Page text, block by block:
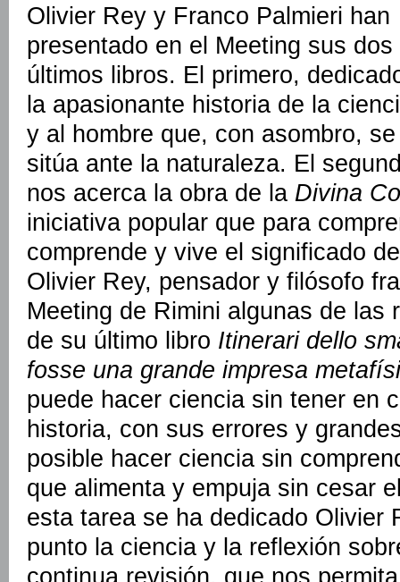
Olivier Rey y Franco Palmieri han
presentado en el Meeting sus dos
últimos libros. El primero,
la apasionante historia de la
y al hombre que, con asombro, se
sitúa ante la naturaleza. El
nos acerca la obra de la Divina
iniciativa popular que para
comprende y vive el significado
Olivier Rey, pensador y filósofo
Meeting de Rimini algunas de las
de su último libro Itinerari dello
fosse una grande impresa
puede hacer ciencia sin tener en
historia, con sus errores y
posible hacer ciencia sin
que alimenta y empuja sin cesar
esta tarea se ha dedicado Olivier
punto la ciencia y la reflexión
continua revisión, que nos